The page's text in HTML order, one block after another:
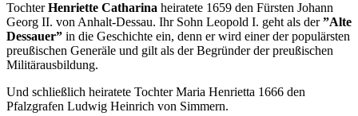
TochterHenriette Catharina heiratete 1659 den Fürsten Johann
Georg II. von Anhalt-Dessau. Ihr Sohn Leopold I. geht als der”Alte
Dessauer” in die Geschichte ein, denn er wird einer der populärsten
preußischen Generäle und gilt als der Begründer der preußischen
Militärausbildung.
Und schließlich heiratete Tochter Maria Henrietta 1666 den
Pfalzgrafen Ludwig Heinrich von Simmern.